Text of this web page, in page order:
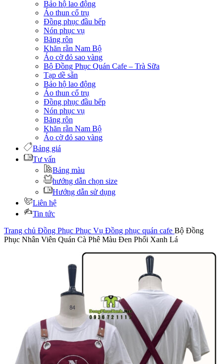
Bảo hộ lao động
Áo thun cổ trụ
Đồng phục đầu bếp
Nón phục vụ
Băng rôn
Khăn rằn Nam Bộ
Áo cờ đỏ sao vàng
Bộ Đồng Phục Quán Cafe – Trà Sữa
Tạp dề sẵn
Bảo hộ lao động
Áo thun cổ trụ
Đồng phục đầu bếp
Nón phục vụ
Băng rôn
Khăn rằn Nam Bộ
Áo cờ đỏ sao vàng
Bảng giá
Tư vấn
Bảng màu
hướng dẫn chọn size
Hướng dẫn sử dụng
Liên hệ
Tin tức
Trang chủ Đồng Phục Phục Vụ Đồng phục quán cafe Bộ Đồng
Phục Nhân Viên Quán Cà Phê Màu Đen Phối Xanh Lá